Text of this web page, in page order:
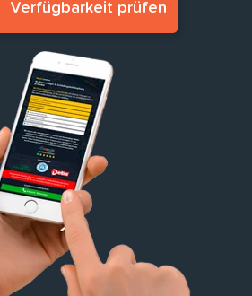
Verfügbarkeit prüfen